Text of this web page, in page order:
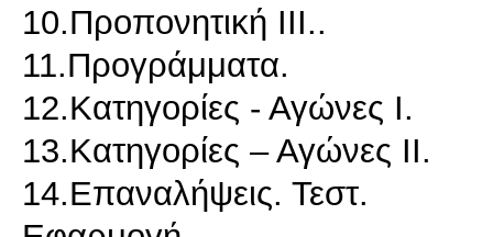
10.Προπονητική ΙΙΙ..
11.Προγράμματα.
12.Κατηγορίες - Αγώνες Ι.
13.Κατηγορίες – Αγώνες ΙΙ.
14.Επαναλήψεις. Τεστ.